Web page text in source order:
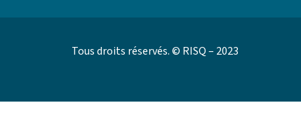
Tous droits réservés. © RISQ – 2023